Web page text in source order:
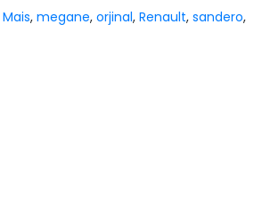
Mais, megane, orjinal, Renault, sandero,